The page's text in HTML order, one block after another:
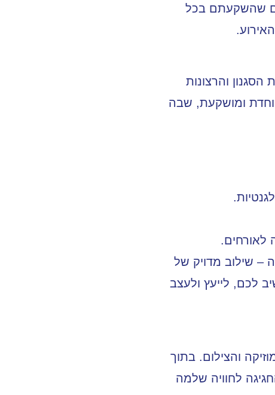
שהשקעתם בכל
והרצונות
ומושקעת, שבה
לאורחים.
– שילוב מדויק של
לכם, לייעץ ולעצב
והצילום. בתוך
לחוויה שלמה